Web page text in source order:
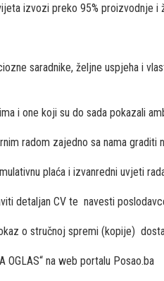
izvozi preko 95% proizvodnje i
saradnike, željne uspjeha i
i one koji su do sada pokazali
radom zajedno sa nama graditi
plaća i izvanredni uvjeti
detaljan CV te navesti
o stručnoj spremi (kopije)
OGLAS“ na web portalu Posao.ba